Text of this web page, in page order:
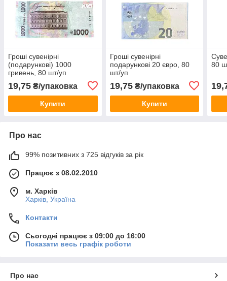
Гроші сувенірні
(подарункові) 1000
гривень, 80 шт/уп
19,75 ₴/упаковка
Купити
Гроші сувенірні
подарункові 20 євро, 80
шт/уп
19,75₴/упаковка
Купити
80
Про нас
99% позитивних з 725 відгуків за рік
Працює з 08.02.2010
м. Харків
Харків, Україна
Контакти
Сьогодні працює з 09:00 до 16:00
Показати весь графік роботи
Про нас